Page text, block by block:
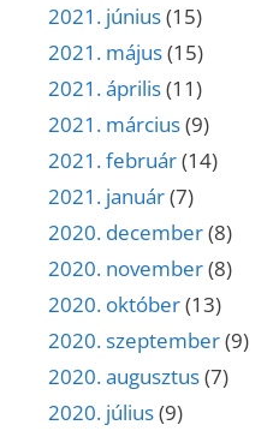
2021. június(15)
2021. május(15)
2021. április(11)
2021. március(9)
2021. február(14)
2021. január(7)
2020. december(8)
2020. november(8)
2020. október(13)
2020. szeptember(9)
2020. augusztus(7)
2020. július(9)